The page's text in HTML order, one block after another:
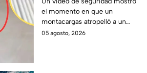
a trabajador distraído
en su celular
el momento en que un
montacargas atropelló a un
trabajador dentro de una planta
05 agosto, 2026